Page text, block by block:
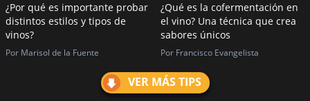
¿Por qué es importante probar
distintos estilos y tipos de
vinos?
Por Marisol de la Fuente
¿Qué es la cofermentación en
el vino? Una técnica que crea
sabores únicos
Por Francisco Evangelista
VER MÁS TIPS